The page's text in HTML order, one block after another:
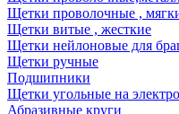
Щетки проволочные ,
Щетки витые , жесткие
Щетки нейлоновые для
Щетки ручные
Подшипники
Щетки угольные на
Абразивные круги